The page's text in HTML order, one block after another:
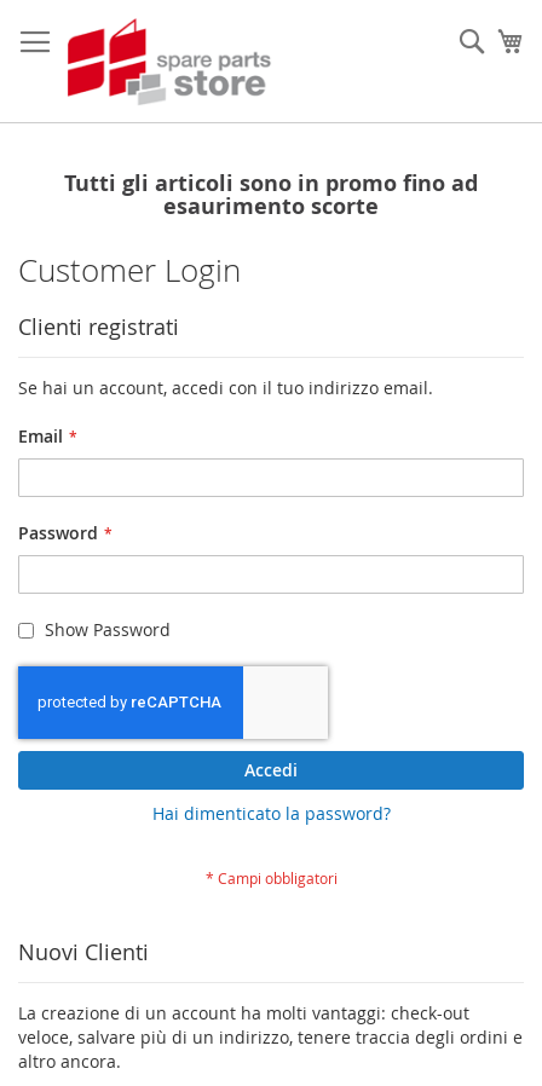
al
contenuto
Tutti gli articoli sono in promo fino ad
esaurimento scorte
Customer Login
Clienti registrati
Se hai un account, accedi con il tuo indirizzo email.
Email
Password
Show Password
Accedi
Hai dimenticato la password?
Nuovi Clienti
La creazione di un account ha molti vantaggi: check-out
veloce, salvare più di un indirizzo, tenere traccia degli ordini e
altro ancora.